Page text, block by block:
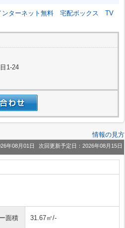
ンターネット無料 宅配ボックス TV
1-24
情報の見方
年08月01日 次回更新予定日：2026年08月15日
面積 31.67㎡/-